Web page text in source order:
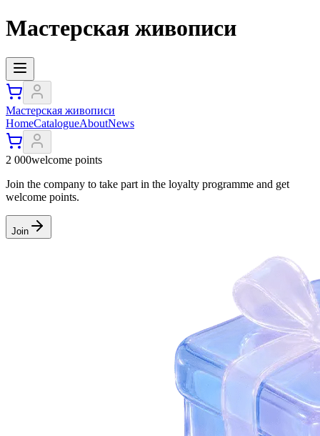
Мастерская живописи
Мастерская живописи
HomeCatalogueAboutNews
2 000welcome points
Join the company to take part in the loyalty programme and get
welcome points.
Join